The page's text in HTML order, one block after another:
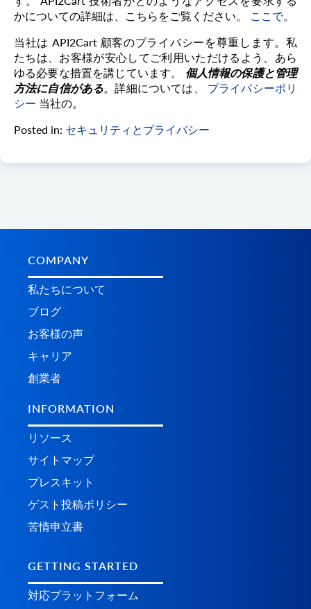
かについての詳細は、こちらをご覧ください。
ここで。
当社は API2Cart 顧客のプライバシーを尊重します。私
たちは、お客様が安心してご利用いただけるよう、あら
ゆる必要な措置を講じています。 個人情報の保護と管理
方法に自信がある。詳細については、 プライバシーポリ
シー 当社の。
Posted in: セキュリティとプライバシー
COMPANY
私たちについて
ブログ
お客様の声
キャリア
創業者
INFORMATION
リソース
サイトマップ
プレスキット
ゲスト投稿ポリシー
苦情申立書
GETTING STARTED
対応プラットフォーム